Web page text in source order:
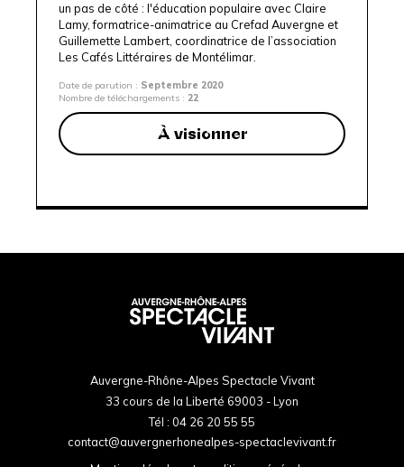
un pas de côté : l'éducation populaire avec Claire
Lamy, formatrice-animatrice au Crefad Auvergne et
Guillemette Lambert, coordinatrice de l’association
Les Cafés Littéraires de Montélimar.
Date de parution : Septembre 2020
Nombre de téléchargements : 22
À visionner
Auvergne-Rhône-Alpes Spectacle Vivant
33 cours de la Liberté 69003 - Lyon
Tél : 04 26 20 55 55
contact@auvergnerhonealpes-spectaclevivant.fr